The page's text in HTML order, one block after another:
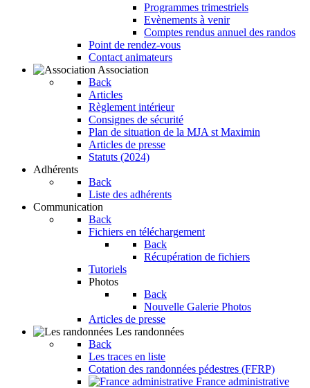
Programmes trimestriels
Evènements à venir
Comptes rendus annuel des randos
Point de rendez-vous
Contact animateurs
Association
Back
Articles
Règlement intérieur
Consignes de sécurité
Plan de situation de la MJA st Maximin
Articles de presse
Statuts (2024)
Adhérents
Back
Liste des adhérents
Communication
Back
Fichiers en téléchargement
Back
Récupération de fichiers
Tutoriels
Photos
Back
Nouvelle Galerie Photos
Articles de presse
Les randonnées
Back
Les traces en liste
Cotation des randonnées pédestres (FFRP)
France administrative